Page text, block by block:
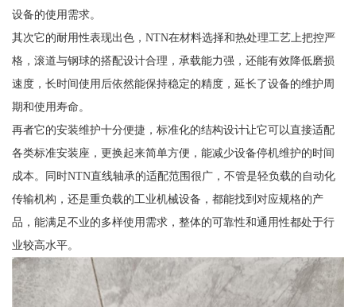
设备的使用需求。
其次它的耐用性表现出色，NTN在材料选择和热处理工艺上把控严
格，滚道与钢球的搭配设计合理，承载能力强，还能有效降低磨损
速度，长时间使用后依然能保持稳定的精度，延长了设备的维护周
期和使用寿命。
再者它的安装维护十分便捷，标准化的结构设计让它可以直接适配
各类标准安装座，更换起来简单方便，能减少设备停机维护的时间
成本。同时NTN直线轴承的适配范围很广，不管是轻负载的自动化
传输机构，还是重负载的工业机械设备，都能找到对应规格的产
品，能满足不业的多样使用需求，整体的可靠性和通用性都处于行
业较高水平。